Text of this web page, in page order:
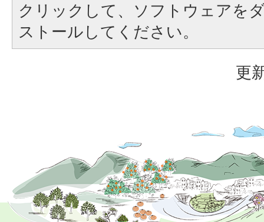
クリックして、ソフトウェアを
ストールしてください。
更